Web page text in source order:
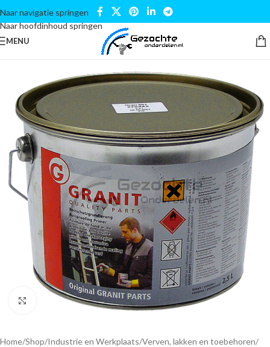
Naar navigatie springen
Naar hoofdinhoud springen
MENU
Klik om te vergroten
Home/Shop/Industrie en Werkplaats/Verven, lakken en toebehoren/